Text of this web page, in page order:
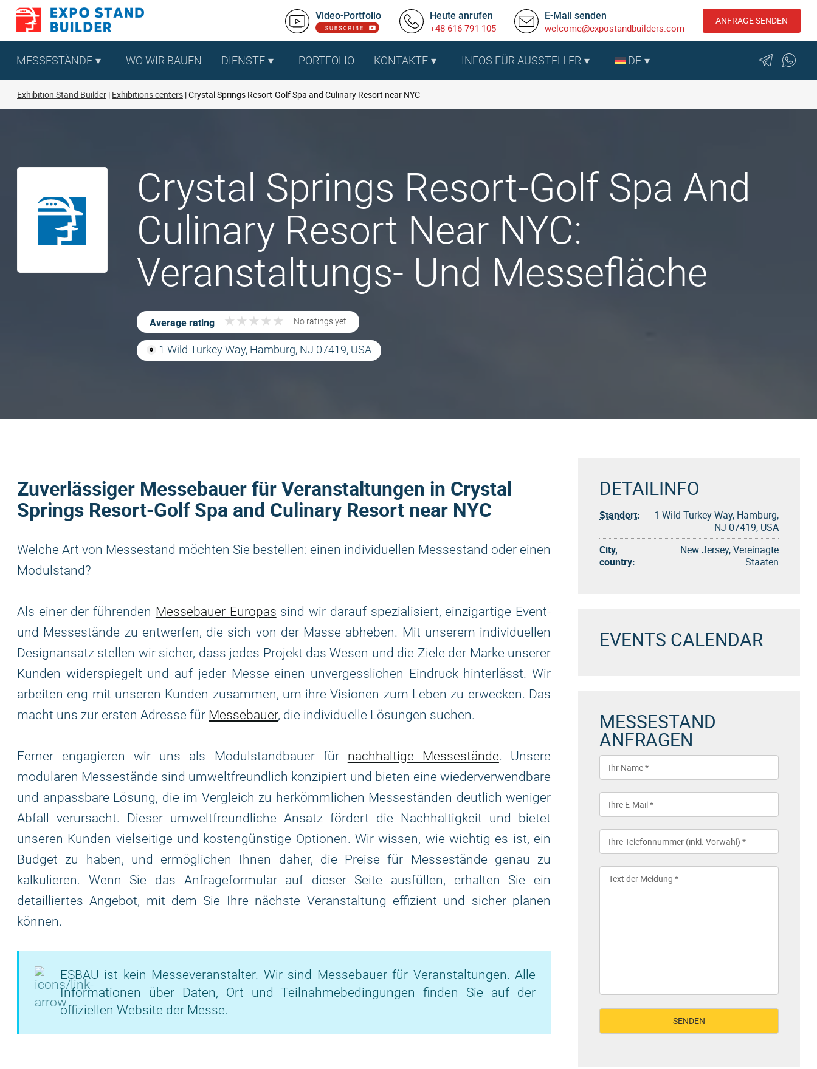
Zum
springen
Video-Portfolio Heute anrufen
+48 616 791 105
E-Mail senden
welcome@expostandbuilders.com
ANFRAGE SENDEN
MESSESTÄNDE WO WIR BAUEN DIENSTE PORTFOLIO KONTAKTE INFOS FÜR AUSSTELLER DE
Exhibition Stand Builder Exhibitions centers Crystal Springs Resort-Golf Spa and Culinary Resort near NYC
Crystal Springs Resort-Golf Spa And
Culinary Resort Near NYC:
Veranstaltungs- Und Messefläche
Average rating ★ ★ ★ ★ ★
★ ★ ★ ★ ★ No ratings yet
1 Wild Turkey Way, Hamburg, NJ 07419, USA
Zuverlässiger Messebauer für Veranstaltungen in Crystal
Springs Resort-Golf Spa and Culinary Resort near NYC
Welche Art von Messestand möchten Sie bestellen: einen individuellen Messestand oder einen
Modulstand?
Als einer der führenden Messebauer Europas sind wir darauf spezialisiert, einzigartige Event-
und Messestände zu entwerfen, die sich von der Masse abheben. Mit unserem individuellen
Designansatz stellen wir sicher, dass jedes Projekt das Wesen und die Ziele der Marke unserer
Kunden widerspiegelt und auf jeder Messe einen unvergesslichen Eindruck hinterlässt. Wir
arbeiten eng mit unseren Kunden zusammen, um ihre Visionen zum Leben zu erwecken. Das
macht uns zur ersten Adresse für Messebauer, die individuelle Lösungen suchen.
Ferner engagieren wir uns als Modulstandbauer für nachhaltige Messestände. Unsere
modularen Messestände sind umweltfreundlich konzipiert und bieten eine wiederverwendbare
und anpassbare Lösung, die im Vergleich zu herkömmlichen Messeständen deutlich weniger
Abfall verursacht. Dieser umweltfreundliche Ansatz fördert die Nachhaltigkeit und bietet
unseren Kunden vielseitige und kostengünstige Optionen. Wir wissen, wie wichtig es ist, ein
Budget zu haben, und ermöglichen Ihnen daher, die Preise für Messestände genau zu
kalkulieren. Wenn Sie das Anfrageformular auf dieser Seite ausfüllen, erhalten Sie ein
detailliertes Angebot, mit dem Sie Ihre nächste Veranstaltung effizient und sicher planen
können.
ESBAU ist kein Messeveranstalter. Wir sind Messebauer für Veranstaltungen. Alle
Informationen über Daten, Ort und Teilnahmebedingungen finden Sie auf der
offiziellen Website der Messe.
DETAILINFO
Standort:
1 Wild Turkey Way, Hamburg,
NJ 07419, USA
City,
country:
New Jersey, Vereinagte
Staaten
EVENTS CALENDAR
MESSESTAND
ANFRAGEN